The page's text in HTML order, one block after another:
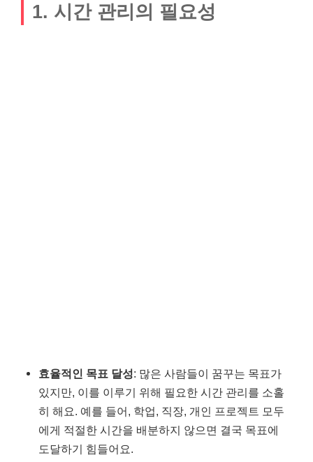
1. 시간 관리의 필요성
효율적인 목표 달성: 많은 사람들이 꿈꾸는 목표가
있지만, 이를 이루기 위해 필요한 시간 관리를 소홀
히 해요. 예를 들어, 학업, 직장, 개인 프로젝트 모두
에게 적절한 시간을 배분하지 않으면 결국 목표에
도달하기 힘들어요.